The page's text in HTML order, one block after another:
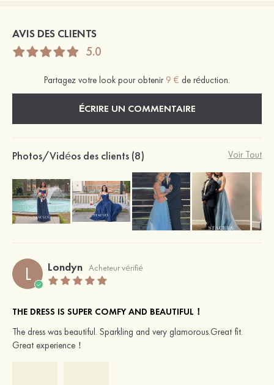
AVIS DES CLIENTS
5.0
Partagez votre look pour obtenir 9 € de réduction.
ÉCRIRE UN COMMENTAIRE
Photos/Vidéos des clients (8) Voir Tout
L Londyn Acheteur vérifié
THE DRESS IS SUPER COMFY AND BEAUTIFUL！
The dress was beautiful. Sparkling and very glamorous.Great fit.
Great experience！